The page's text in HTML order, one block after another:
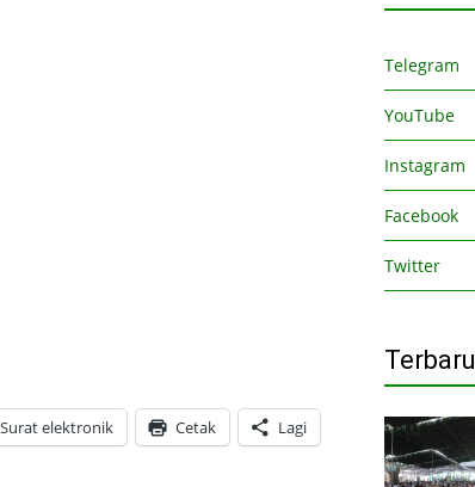
Surat elektronik Cetak Lagi
Telegram
YouTube
Instagram
Facebook
Twitter
Terbaru